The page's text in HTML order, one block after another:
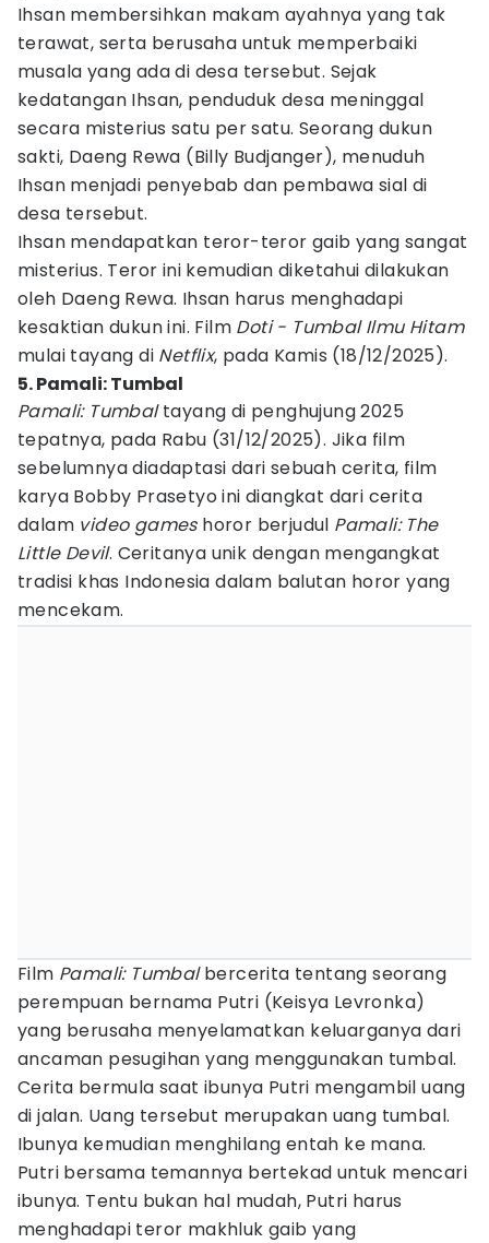
Ihsan membersihkan makam ayahnya yang tak
terawat, serta berusaha untuk memperbaiki
musala yang ada di desa tersebut. Sejak
kedatangan Ihsan, penduduk desa meninggal
secara misterius satu per satu. Seorang dukun
sakti, Daeng Rewa (Billy Budjanger), menuduh
Ihsan menjadi penyebab dan pembawa sial di
desa tersebut.
Ihsan mendapatkan teror-teror gaib yang sangat
misterius. Teror ini kemudian diketahui dilakukan
oleh Daeng Rewa. Ihsan harus menghadapi
kesaktian dukun ini. Film Doti - Tumbal Ilmu Hitam
mulai tayang di Netflix, pada Kamis (18/12/2025).
5. Pamali: Tumbal
Pamali: Tumbaltayang di penghujung 2025
tepatnya, pada Rabu (31/12/2025). Jika film
sebelumnya diadaptasi dari sebuah cerita, film
karya Bobby Prasetyo ini diangkat dari cerita
dalam video games horor berjudul Pamali: The
Little Devil. Ceritanya unik dengan mengangkat
tradisi khas Indonesia dalam balutan horor yang
mencekam.
Film Pamali: Tumbalbercerita tentang seorang
perempuan bernama Putri (Keisya Levronka)
yang berusaha menyelamatkan keluarganya dari
ancaman pesugihan yang menggunakan tumbal.
Cerita bermula saat ibunya Putri mengambil uang
di jalan. Uang tersebut merupakan uang tumbal.
Ibunya kemudian menghilang entah ke mana.
Putri bersama temannya bertekad untuk mencari
ibunya. Tentu bukan hal mudah, Putri harus
menghadapi teror makhluk gaib yang